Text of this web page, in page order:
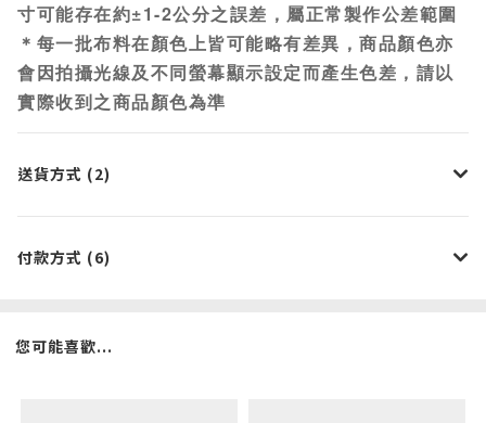
寸可能存在約±1-2公分之誤差，屬正常製作公差範圍
＊每一批布料在顏色上皆可能略有差異，商品顏色亦
會因拍攝光線及不同螢幕顯示設定而產生色差，請以
實際收到之商品顏色為準
送貨方式 (2)
付款方式 (6)
您可能喜歡...